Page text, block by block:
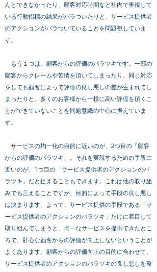
んとできなかったり、顧客対応時間など社内で重視して
いる行動指標の結果がバラついたりと、サービス提供者
のアクションがバラついていることを問題視していま
す。
もう１つは、顧客からの評価のバラツキです。一部の
顧客からクレームや苦情を頂いてしまったり、同じ対応
をしても顧客によって評価の良し悪しの差が生まれてし
まったりと、多くのお客様から一様に高い評価を頂くこ
とができていないことを問題意識の中心に据えていま
す。
サービスの均一化の目的に近いのが、2つ目の「顧客
からの評価のバラツキ」。それを実現するための手段に
近いのが、1つ目の「サービス提供者のアクションのバ
ラツキ」だと捉えることもできます。これは他の取り組
みでも言えることですが、目的によって手段の良し悪し
は決まります。よって、サービス提供の手段である「サ
ービス提供者のアクションのバラツキ」だけに着目して
取り組んでしまうと、均一なサービスを提供できたとこ
ろで、肝心な顧客からの評価が向上しないということが
よくあります。顧客からの評価向上の目的に合わせて、
サービス提供者のアクションのバラツキの良し悪しを整